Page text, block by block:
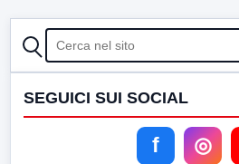
CERCA
SEGUICI SUI SOCIAL
f ◎